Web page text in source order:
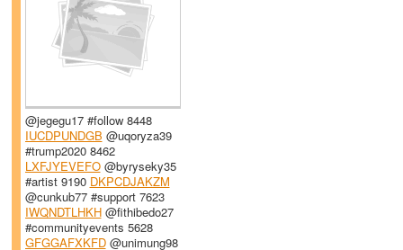
@jegegu17 #follow 8448
IUCDPUNDGB @uqoryza39
#trump2020 8462
LXFJYEVEFO@byryseky35
#artist 9190 DKPCDJAKZM
@cunkub77 #support 7623
IWQNDTLHKH@fithibedo27
#communityevents 5628
GFGGAFXKFD@unimung98